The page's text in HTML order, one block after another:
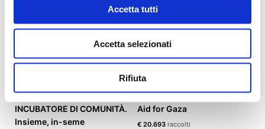
Accetta tutti
Accetta selezionati
Rifiuta
EMPORIO DI COMUNITÀ =
INCUBATORE DI COMUNITÀ.
Insieme, in-seme
Gaza Sunbirds: Emergency
Aid for Gaza
€ 20.693 raccolti